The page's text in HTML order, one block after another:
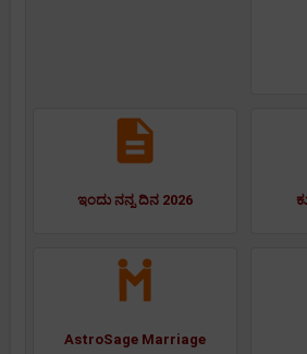
ಇಂದು ನನ್ನ ದಿನ 2026
AstroSage Marriage